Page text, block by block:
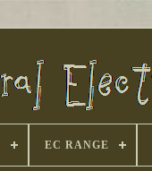
EC RANGE